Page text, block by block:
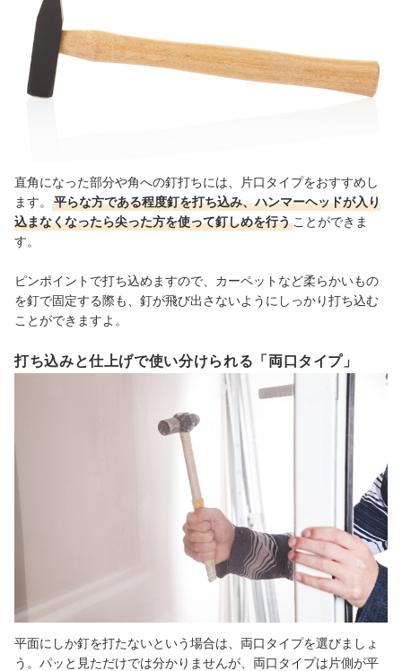
直角になった部分や角への釘打ちには、片口タイプをおすすめし
ます。
平らな方である程度釘を打ち込み、ハンマーヘッドが入り
込まなくなったら尖った方を使って釘しめを行うことができま
す。
ピンポイントで打ち込めますので、カーペットなど柔らかいもの
を釘で固定する際も、釘が飛び出さないようにしっかり打ち込む
ことができますよ。
打ち込みと仕上げで使い分けられる「両口タイプ」
平面にしか釘を打たないという場合は、両口タイプを選びましょ
う。パッと見ただけでは分かりませんが、両口タイプは片側が平